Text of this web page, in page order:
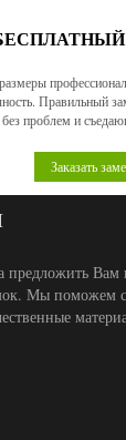
Правильный
без проблем и
Заказать
предложить
Мы поможем